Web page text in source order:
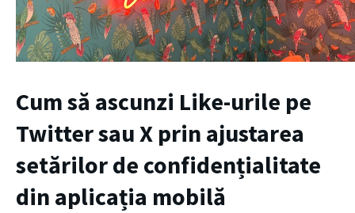
Cum să ascunzi Like-urile pe
Twitter sau X prin ajustarea
setărilor de confidențialitate
din aplicația mobilă